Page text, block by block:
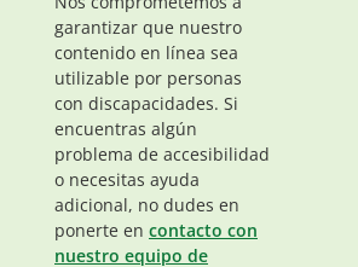
garantizar que nuestro
contenido en línea sea
utilizable por personas
con discapacidades. Si
encuentras algún
problema de accesibilidad
o necesitas ayuda
adicional, no dudes en
ponerte en contacto con
nuestro equipo de